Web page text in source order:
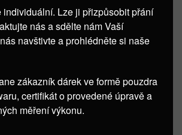
individuální. Lze ji přizpůsobit přání
nás a sdělte nám Vaší
navštivte a prohlédněte si naše
zákazník dárek ve formě pouzdra
certifikát o provedené úpravě a
měření výkonu.